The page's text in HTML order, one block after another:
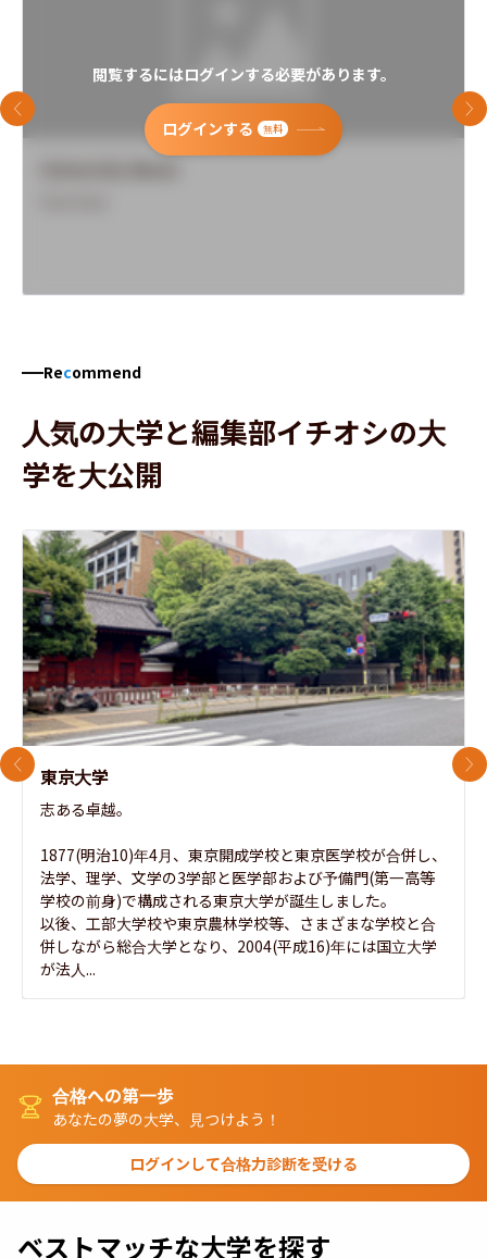
閲覧するにはログインする必要があります。
ログインする 無料
前のスライド 次
Recommend
人気の大学と編集部イチオシの大
学を大公開
東京大学
志ある卓越。
1877(明治10)年4月、東京開成学校と東京医学校が合併し、
法学、理学、文学の3学部と医学部および予備門(第一高等
学校の前身)で構成される東京大学が誕生しました。
以後、工部大学校や東京農林学校等、さまざまな学校と合
併しながら総合大学となり、2004(平成16)年には国立大学
が法人...
前のスライド 次
合格への第一歩
あなたの夢の大学、見つけよう！
ログインして合格力診断を受ける
ベストマッチな大学を探す